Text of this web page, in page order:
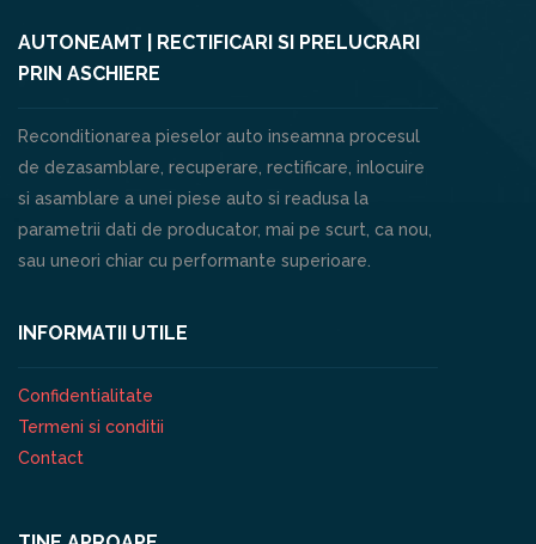
AUTONEAMT | RECTIFICARI SI PRELUCRARI
PRIN ASCHIERE
Reconditionarea pieselor auto inseamna procesul
de dezasamblare, recuperare, rectificare, inlocuire
si asamblare a unei piese auto si readusa la
parametrii dati de producator, mai pe scurt, ca nou,
sau uneori chiar cu performante superioare.
INFORMATII UTILE
Confidentialitate
Termeni si conditii
Contact